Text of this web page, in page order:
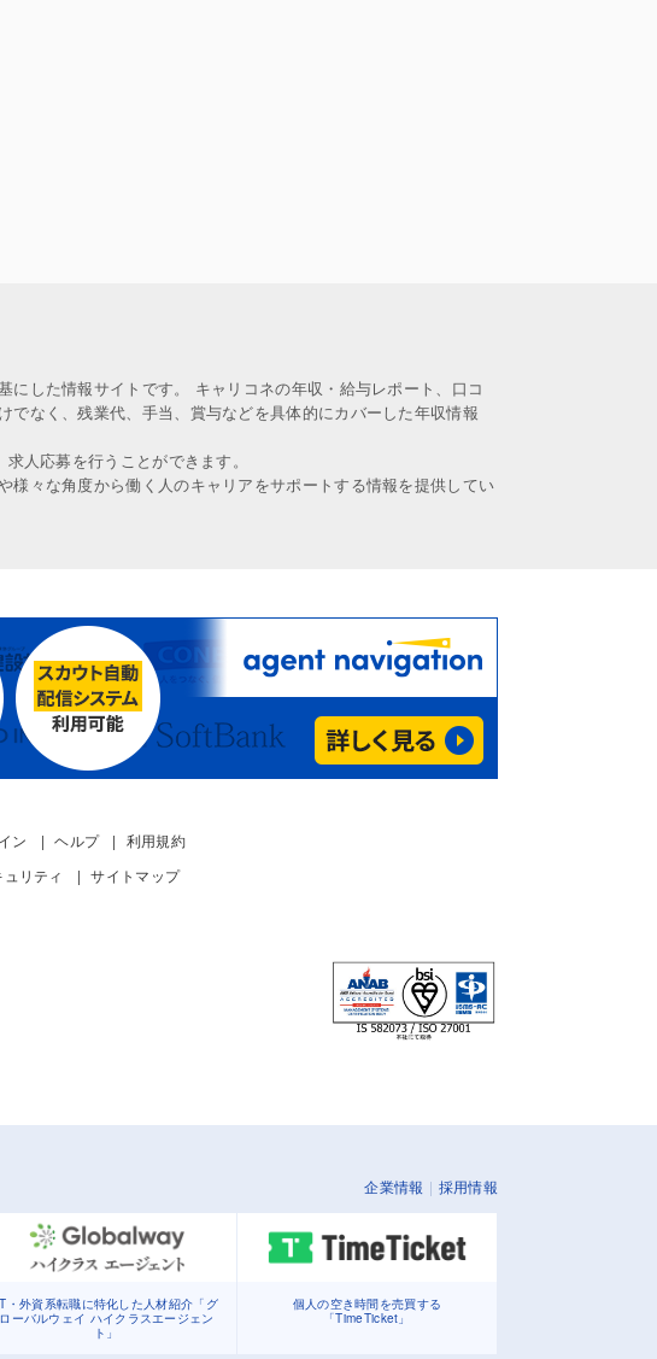
した情報サイトです。 キャリコネの年収・給与レポート、口コ
なく、残業代、手当、賞与などを具体的にカバーした年収情報
人応募を行うことができます。
々な角度から働く人のキャリアをサポートする情報を提供してい
ン ヘルプ
利用規約
リティ サイトマップ
企業情報 採用情報
・外資系転職に特化した人材紹介「グ
ローバルウェイ ハイクラスエージェン
ト」
個人の空き時間を売買する
「TimeTicket」